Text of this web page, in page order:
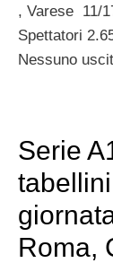
, Varese 11/
Spettatori
Nessuno
Serie
Roma,